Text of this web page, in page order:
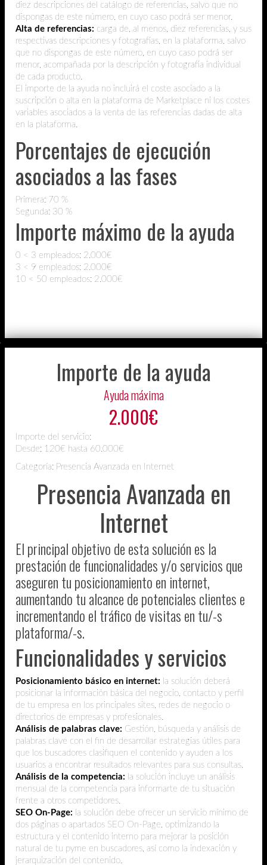
diez descripciones del catálogo de referencias, salvo que no
dispongas de este número, en cuyo caso podrá ser menor.
Alta de referencias: carga de, al menos, diez referencias, y sus
respectivas descripciones y fotografías, en la plataforma, salvo
que no dispongas de este número, en cuyo caso podrá ser
menor, acompañada por la descripción y fotografía individual
de cada producto.
El importe de la ayuda no incluirá el coste asociado a la
suscripción o alta en la plataforma de Marketplace ni los costes
variables asociados a la venta de las referencias dadas de alta
en la plataforma.
Porcentajes de ejecución
asociados a las fases
Primera: 70 %
Segunda: 30 %
Importe máximo de la ayuda
0 < 3 empleados: 2.000€
3 < 9 empleados: 2.000€
10 < 50 empleados: 2.000€
Importe de la ayuda
Ayuda máxima
2.000€
Importe del servicio:
Desde: 120€ hasta 60.000€
Categoría: Presencia Avanzada en Internet
Presencia Avanzada en
Internet
El principal objetivo de esta solución es la
prestación de funcionalidades y/o servicios que
aseguren tu posicionamiento en internet,
aumentando tu alcance de potenciales clientes e
incrementando el tráfico de visitas en tu/-s
plataforma/-s.
Funcionalidades y servicios
Posicionamiento básico en internet: la solución deberá
posicionar la información básica del negocio, contacto y perfil
de tu empresa en los principales sites, redes de negocio o
directorios de empresas y profesionales.
Análisis de palabras clave: Gestión, búsqueda y análisis de
palabras clave con el fin de desarrollar estrategias útiles para
que los buscadores clasifiquen el contenido y ayuden a los
usuarios a encontrar resultados relevantes para sus consultas.
Análisis de la competencia: la solución incluye un análisis
mensual de la competencia para informarte de tu situación
frente a otros competidores.
SEO On-Page: la solución debe ofrecer un servicio mínimo de
dos páginas o apartados SEO On-Page, optimizando la
estructura y el contenido interno para mejorar la posición
natural de tu pyme en buscadores, así como la indexación y
jerarquización del contenido.